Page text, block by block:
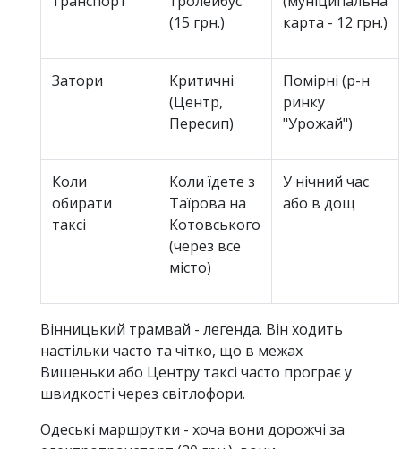
(15 грн.)
карта - 12 грн.)
Затори
Критичні
(Центр,
Пересип)
Помірні (р-н
ринку
"Урожай")
Коли
обирати
таксі
Коли їдете з
Таїрова на
Котовського
(через все
місто)
У нічний час
або в дощ
Вінницький трамвай - легенда. Він ходить
настільки часто та чітко, що в межах
Вишеньки або Центру таксі часто програє у
швидкості через світлофори.
Одеські маршрутки - хоча вони дорожчі за